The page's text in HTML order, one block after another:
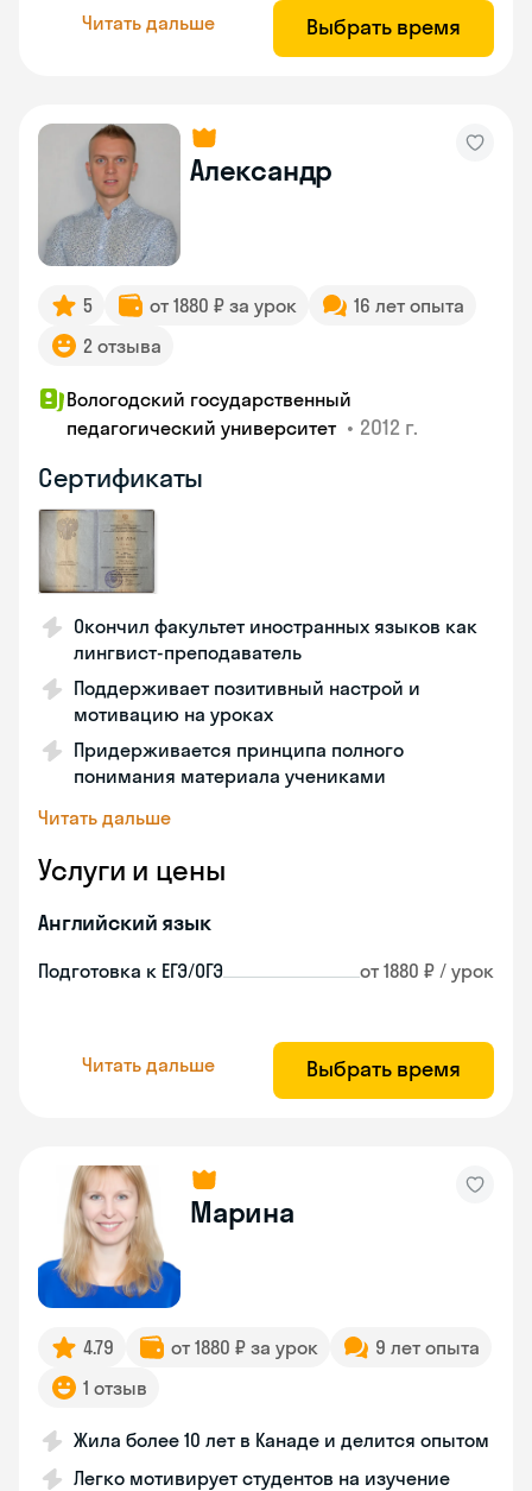
Читать дальше Выбрать время
Александр
5 от 1880 ₽ за урок
16 лет опыта
2 отзыва
Вологодский государственный
педагогический университет • 2012 г.
Сертификаты
Окончил факультет иностранных языков как
лингвист-преподаватель
Поддерживает позитивный настрой и
мотивацию на уроках
Придерживается принципа полного
понимания материала учениками
Читать дальше
Услуги и цены
Английский язык
Подготовка к ЕГЭ/ОГЭ от 1880 ₽ / урок
Читать дальше Выбрать время
Марина
4.79 от 1880 ₽ за урок
9 лет опыта
1 отзыв
Жила более 10 лет в Канаде и делится опытом
Легко мотивирует студентов на изучение